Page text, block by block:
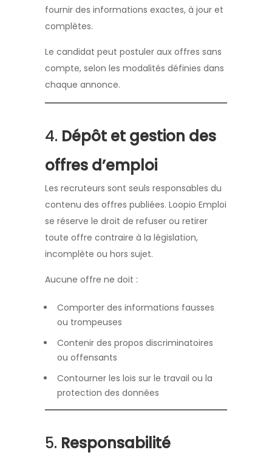
fournir des informations exactes, à jour et
complètes.
Le candidat peut postuler aux offres sans
compte, selon les modalités définies dans
chaque annonce.
4. Dépôt et gestion des
offres d’emploi
Les recruteurs sont seuls responsables du
contenu des offres publiées. Loopio Emploi
se réserve le droit de refuser ou retirer
toute offre contraire à la législation,
incomplète ou hors sujet.
Aucune offre ne doit :
Comporter des informations fausses
ou trompeuses
Contenir des propos discriminatoires
ou offensants
Contourner les lois sur le travail ou la
protection des données
5. Responsabilité